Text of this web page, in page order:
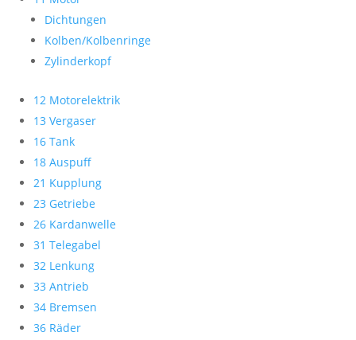
Dichtungen
Kolben/Kolbenringe
Zylinderkopf
12 Motorelektrik
13 Vergaser
16 Tank
18 Auspuff
21 Kupplung
23 Getriebe
26 Kardanwelle
31 Telegabel
32 Lenkung
33 Antrieb
34 Bremsen
36 Räder